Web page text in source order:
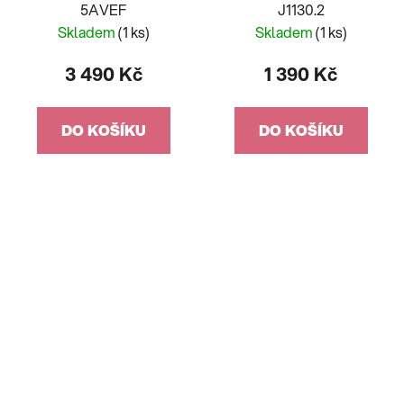
5AVEF
Skladem(1 ks)
3 490 Kč
DO KOŠÍKU
J1130.2
Skladem(1 ks)
1 390 Kč
DO KOŠÍKU